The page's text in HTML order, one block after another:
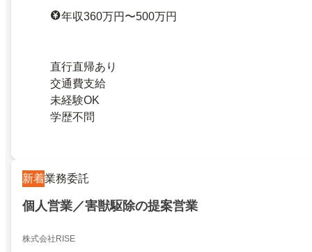
年収360万円〜500万円
直行直帰あり
交通費支給
未経験OK
学歴不問
新着業務委託
個人営業／害獣駆除の提案営業
株式会社RISE